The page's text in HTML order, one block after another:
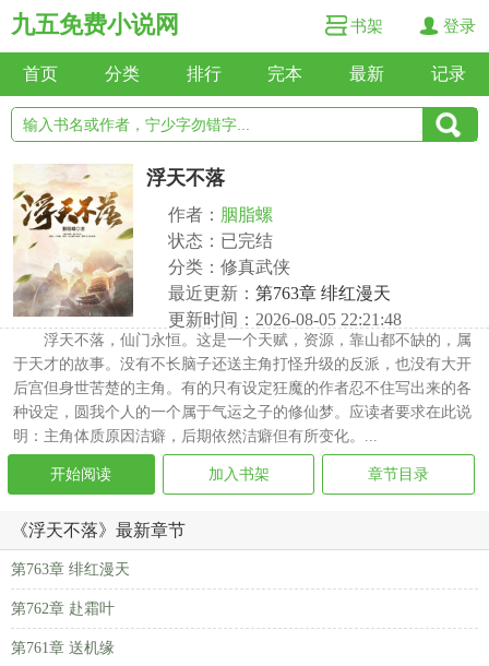
九五免费小说网 书架 登录
首页 分类 排行 完本 最新 记录
浮天不落
作者： 胭脂螺
状态：已完结
分类：修真武侠
最近更新： 第763章 绯红漫天
更新时间：2026-08-05 22:21:48
浮天不落，仙门永恒。这是一个天赋，资源，靠山都不缺的，属
于天才的故事。没有不长脑子还送主角打怪升级的反派，也没有大开
后宫但身世苦楚的主角。有的只有设定狂魔的作者忍不住写出来的各
种设定，圆我个人的一个属于气运之子的修仙梦。应读者要求在此说
明：主角体质原因洁癖，后期依然洁癖但有所变化。...
开始阅读 加入书架 章节目录
《浮天不落》最新章节
第763章 绯红漫天
第762章 赴霜叶
第761章 送机缘